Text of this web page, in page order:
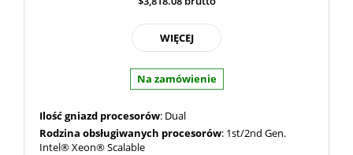
WIĘCEJ
Na zamówienie
Ilość gniazd procesorów: Dual
Rodzina obsługiwanych procesorów: 1st/2nd Gen.
Intel® Xeon® Scalable